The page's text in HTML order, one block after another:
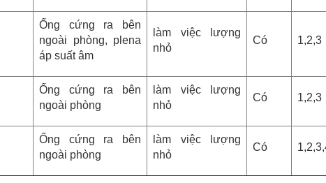
Ống cứng ra bên
ngoài phòng, plena
áp suất âm
làm việc lượng
nhỏ
Có 1,2,3
Ống cứng ra bên
ngoài phòng
làm việc lượng
nhỏ
Có 1,2,3
Ống cứng ra bên
ngoài phòng
làm việc lượng
nhỏ
Có